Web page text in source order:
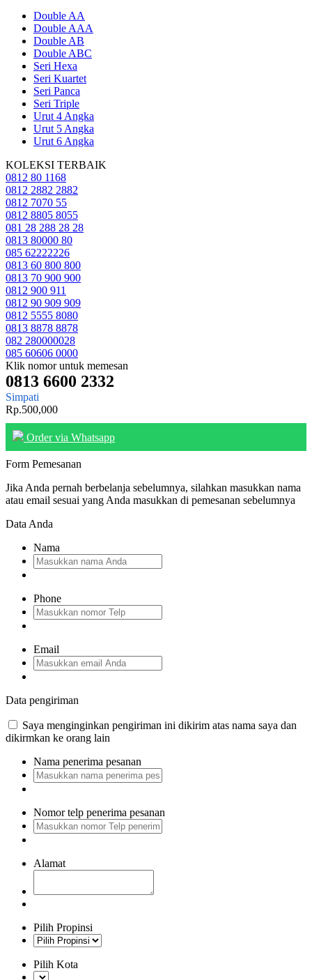
Double AA
Double AAA
Double AB
Double ABC
Seri Hexa
Seri Kuartet
Seri Panca
Seri Triple
Urut 4 Angka
Urut 5 Angka
Urut 6 Angka
KOLEKSI TERBAIK
0812 80 1168
0812 2882 2882
0812 7070 55
0812 8805 8055
081 28 288 28 28
0813 80000 80
085 62222226
0813 60 800 800
0813 70 900 900
0812 900 911
0812 90 909 909
0812 5555 8080
0813 8878 8878
082 280000028
085 60606 0000
Klik nomor untuk memesan
0813 6600 2332
Simpati
Rp.500,000
Order via Whatsapp
Form Pemesanan
Jika Anda pernah berbelanja sebelumnya, silahkan masukkan nama
atau email sesuai yang Anda masukkan di pemesanan sebelumnya
Data Anda
Nama
Phone
Email
Data pengiriman
Saya menginginkan pengiriman ini dikirim atas nama saya dan
dikirmkan ke orang lain
Nama penerima pesanan
Nomor telp penerima pesanan
Alamat
Pilih Propinsi
Pilih Kota